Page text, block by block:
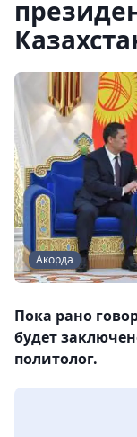
Акорда
Пока рано
будет
политолог.